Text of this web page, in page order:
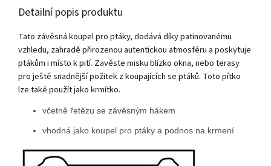
Detailní popis produktu
Tato závěsná koupel pro ptáky, dodává díky patinovanému
vzhledu, zahradě přirozenou autentickou atmosféru a poskytuje
ptákům i místo k pití. Zavěste misku blízko okna, nebo terasy
pro ještě snadnější požitek z koupajících se ptáků. Toto pítko
lze také použít jako krmítko.
včetně řetězu se závěsným hákem
vhodná jako koupel pro ptáky a podnos na krmení